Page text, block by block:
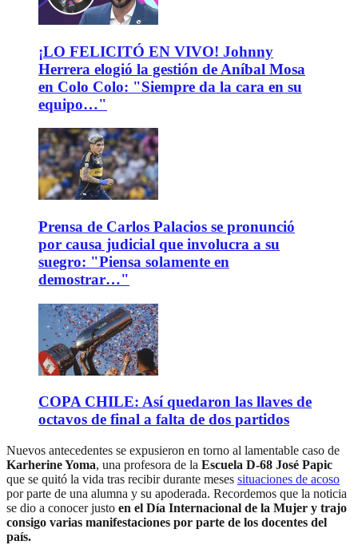
¡LO FELICITÓ EN VIVO! Johnny
Herrera elogió la gestión de Aníbal Mosa
en Colo Colo: "Siempre da la cara en su
equipo…"
Prensa de Carlos Palacios se pronunció
por causa judicial que involucra a su
suegro: "Piensa solamente en
demostrar…"
COPA CHILE: Así quedaron las llaves de
octavos de final a falta de dos partidos
Nuevos antecedentes se expusieron en torno al lamentable caso de
Karherine Yoma, una profesora de la Escuela D-68 José Papic
que se quitó la vida tras recibir durante meses situaciones de acoso
por parte de una alumna y su apoderada. Recordemos que la noticia
se dio a conocer justo en el Día Internacional de la Mujer y trajo
consigo varias manifestaciones por parte de los docentes del
país.